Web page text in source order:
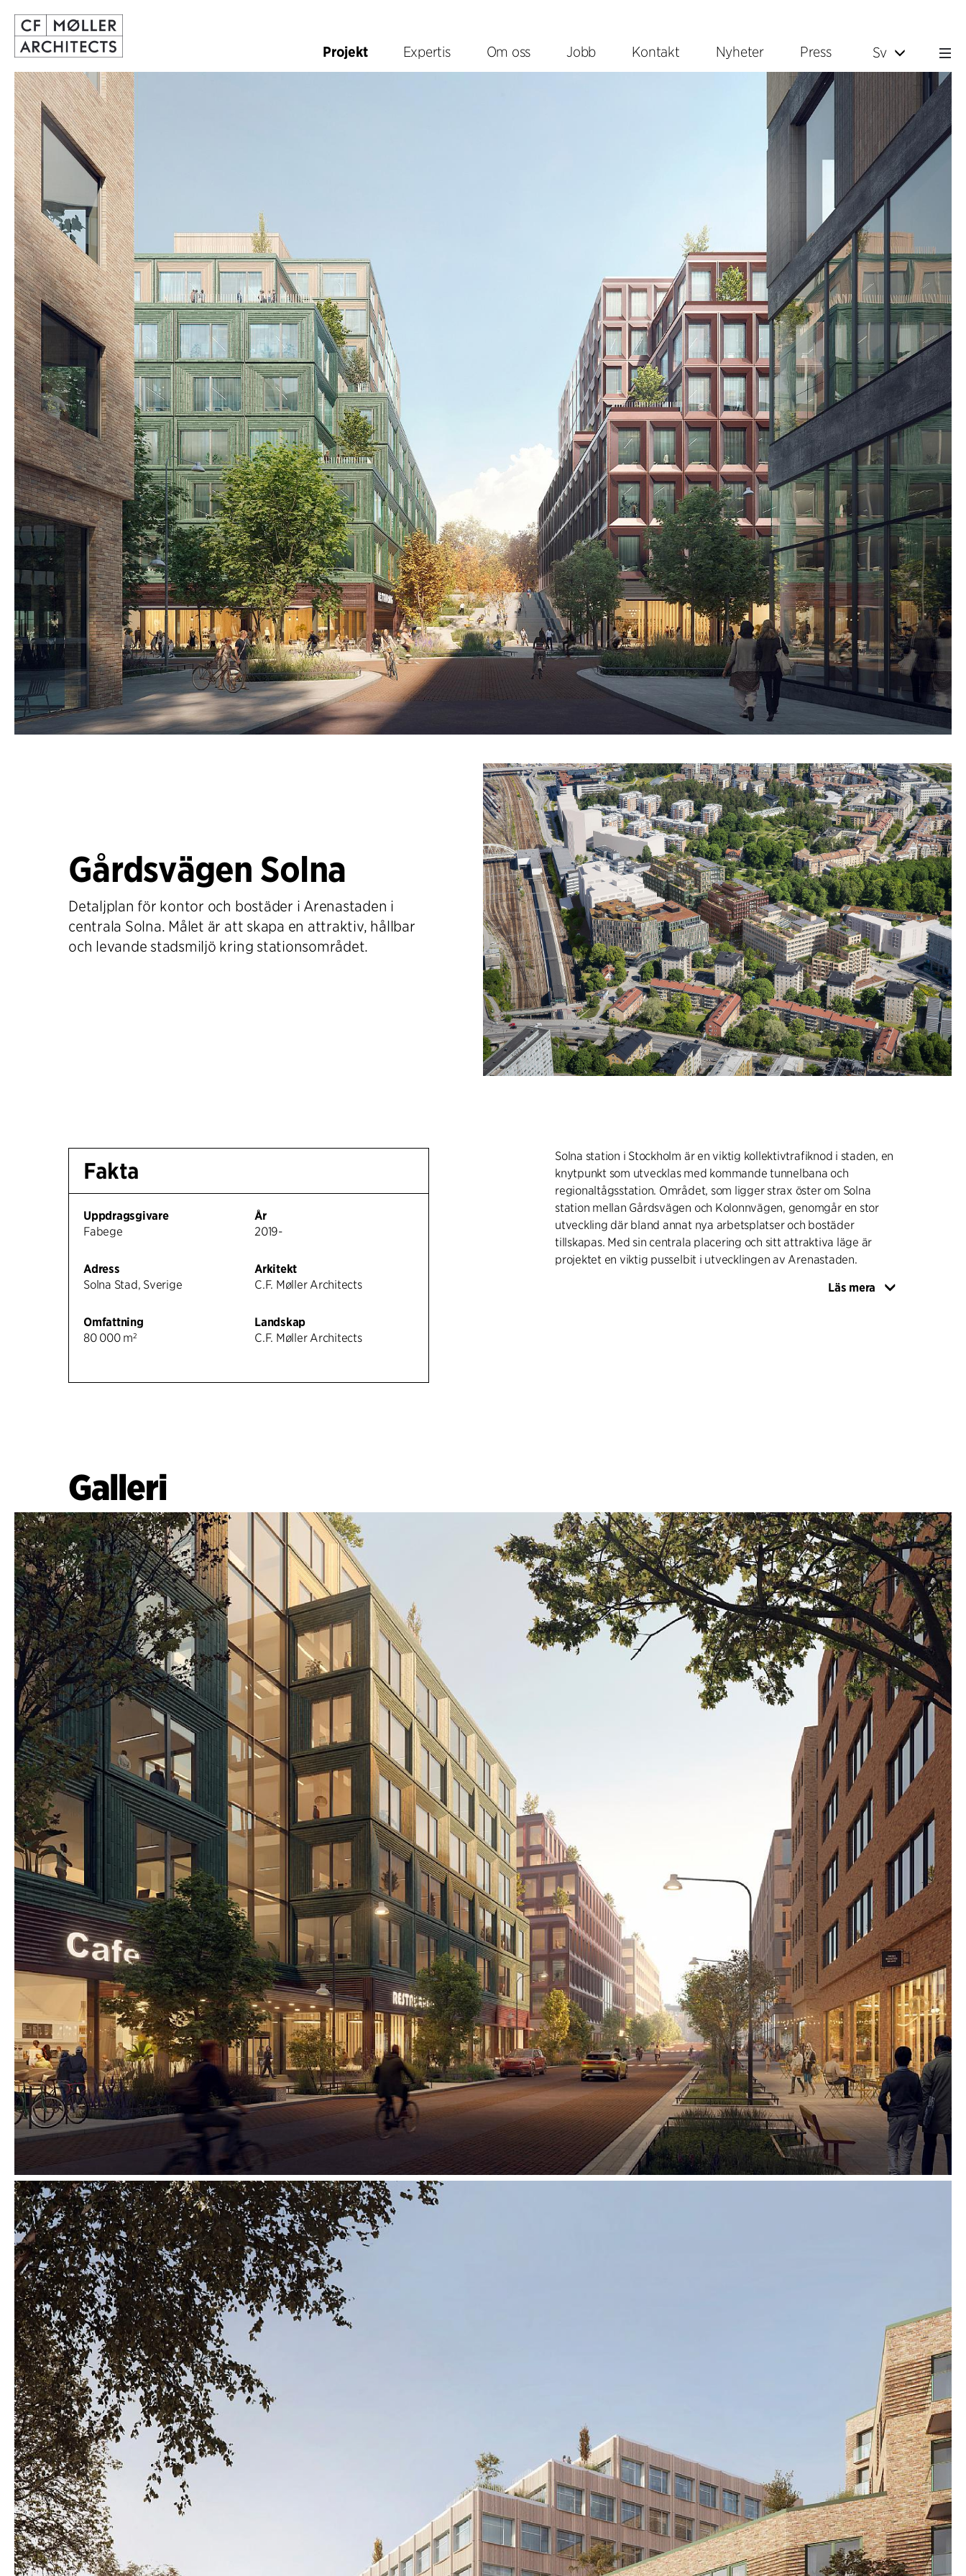
Projekt Expertis Om oss Jobb Kontakt Nyheter Press Sv
Gårdsvägen Solna
Detaljplan för kontor och bostäder i Arenastaden i
centrala Solna. Målet är att skapa en attraktiv, hållbar
och levande stadsmiljö kring stationsområdet.
Fakta
Uppdragsgivare
Fabege
Adress
Solna Stad, Sverige
Omfattning
80 000 m²
År
2019-
Arkitekt
C.F. Møller Architects
Landskap
C.F. Møller Architects
Solna station i Stockholm är en viktig kollektivtrafiknod i staden, en
knytpunkt som utvecklas med kommande tunnelbana och
regionaltågsstation. Området, som ligger strax öster om Solna
station mellan Gårdsvägen och Kolonnvägen, genomgår en stor
utveckling där bland annat nya arbetsplatser och bostäder
tillskapas. Med sin centrala placering och sitt attraktiva läge är
projektet en viktig pusselbit i utvecklingen av Arenastaden.
Utmed Gårdsvägen skapas liv och stadsmässighet genom lokaler
såsom infarter till garage, avfallshantering och utrymning. Det så
kallade Trapptorget kännetecknas av en stor generös trappa med
inslag av grönska och integrerade sittplatser. Torget är en plats att
stanna upp till och förbättrar rörelsen från Solna station genom
området.
HÅLLBAR OCH GRÖN STADSMILJÖ
För att möta framtidens krav på en hållbar stadsmiljö är
detaljplanen anpassad till trästomme för samtliga byggnader.
Planens hållbarhetsmål kännetecknas av ett avancerat system för
skyfallshantering och ambitiösa planer för återanvändning av
regnvatten, vilket minskar vattenförbruk inne i byggnaderna.
Transporter till och från området minskas genom ett innovativt
och hållbart logistiknät där leveranser och avfallshantering
samordnas. Transport sker endast med mindre elfordon, vilket
resulterar i ett renare och tryggare område med människor i fokus.
Läs mera
Galleri